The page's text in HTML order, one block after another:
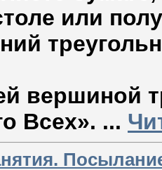
или
вершиной
Всех». ...